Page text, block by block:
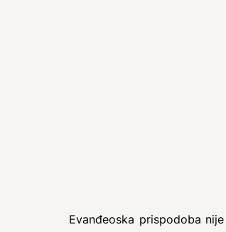
Evanđeoska prispodoba